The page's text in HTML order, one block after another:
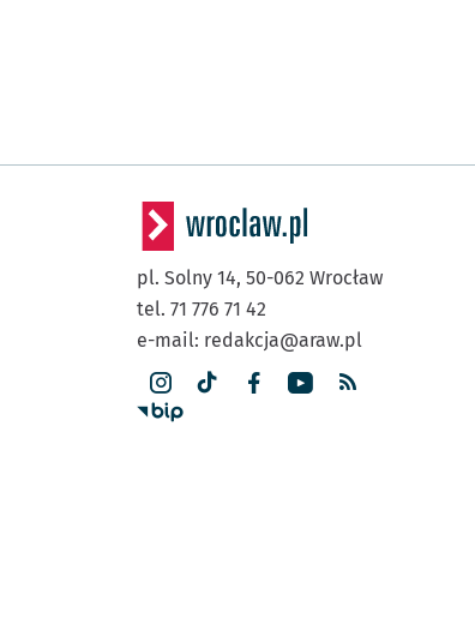
pl. Solny 14, 50-062 Wrocław
tel. 71 776 71 42
e-mail: redakcja@araw.pl